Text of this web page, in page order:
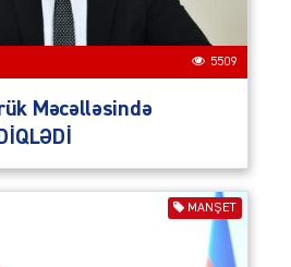
5509
Məcəlləsində
MANŞET